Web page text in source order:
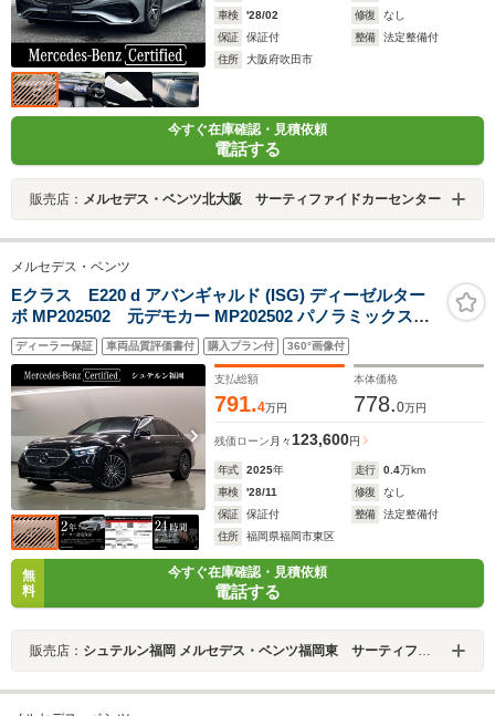
車検
'28/02 修復
なし
保証
保証付 整備
法定整備付
住所
大阪府吹田市
今すぐ在庫確認・見積依頼
電話する
販売店： メルセデス・ベンツ北大阪 サーティファイドカーセンター
メルセデス・ベンツ
Eクラス E220 d アバンギャルド (ISG) ディーゼルター
ボ MP202502 元デモカー MP202502 パノラミックスラ
イディングルーフ AMGラインパッケージ アドバンスド
パッケージ レザーエクスクルーシブパッケージ
ディーラー保証 車両品質評価書付 購入プラン付 360°画像付
支払総額
791.4万円
本体価格
778.0万円
残価ローン 月々 123,600円
年式 2025年 走行 0.4万km
車検
'28/11 修復
なし
保証
保証付 整備
法定整備付
住所
福岡県福岡市東区
無
料
今すぐ在庫確認・見積依頼
電話する
販売店： シュテルン福岡 メルセデス・ベンツ福岡東 サーティファイドカーセンター